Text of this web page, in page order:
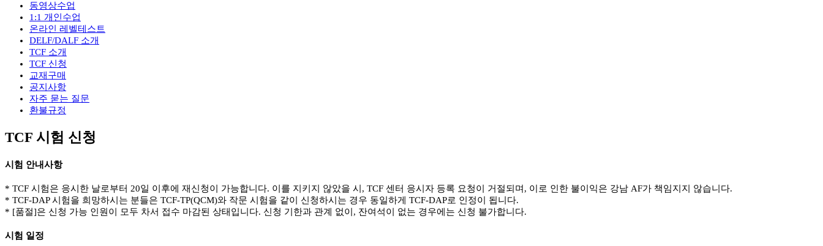
동영상수업
1:1 개인수업
온라인 레벨테스트
DELF/DALF 소개
TCF 소개
TCF 신청
교재구매
공지사항
자주 묻는 질문
환불규정
TCF 시험 신청
시험 안내사항
* TCF 시험은 응시한 날로부터 20일 이후에 재신청이 가능합니다. 이를 지키지 않았을 시, TCF 센터 응시자 등록 요청이 거절되며, 이로 인한 불이익은 강남 AF가 책임지지 않습니다.
* TCF-DAP 시험을 희망하시는 분들은 TCF-TP(QCM)와 작문 시험을 같이 신청하시는 경우 동일하게 TCF-DAP로 인정이 됩니다.
* [품절]은 신청 가능 인원이 모두 차서 접수 마감된 상태입니다. 신청 기한과 관계 없이, 잔여석이 없는 경우에는 신청 불가합니다.
시험 일정